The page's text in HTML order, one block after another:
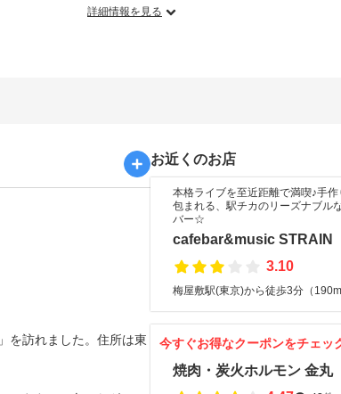
詳細情報を見る
を訪れました。住所は東
お近くのお店
本格ライブを至近距離で満喫♪手
包まれる、駅チカのリーズナブル
バー☆
cafebar&music STRAIN
3.10
梅屋敷駅(東京)から徒歩3分（
今すぐお得なクーポンをチェッ
焼肉・炭火ホルモン 金丸